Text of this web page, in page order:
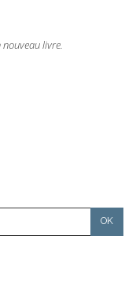
livre.